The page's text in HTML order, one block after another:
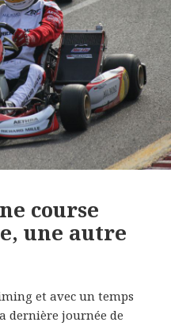
course
une autre
et avec un temps
dernière journée de